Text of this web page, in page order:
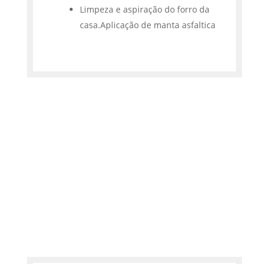
Limpeza e aspiração do forro da
casa.Aplicação de manta asfaltica